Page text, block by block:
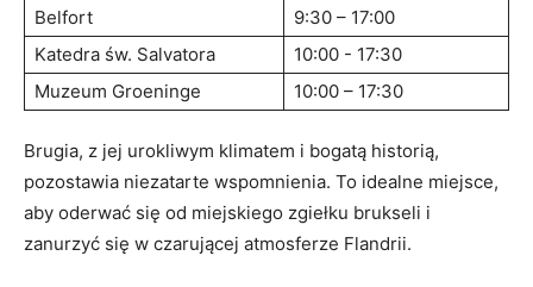
Belfort
9:30⁣ – 17:00
Katedra św.⁤ Salvatora
10:00 ‍- 17:30
Muzeum Groeninge
10:00 – 17:30
Brugia, z jej urokliwym klimatem i bogatą historią,
pozostawia‍ niezatarte wspomnienia. To idealne miejsce,
aby oderwać się od miejskiego zgiełku brukseli i
zanurzyć się w czarującej atmosferze Flandrii.